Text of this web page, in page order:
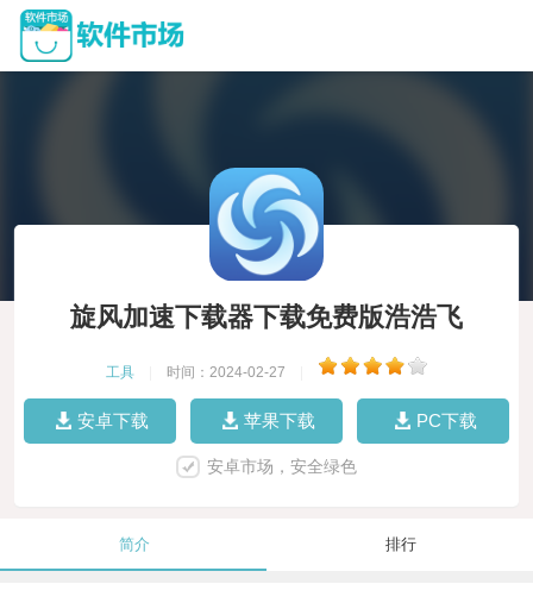
旋风加速下载器下载免费版浩浩飞
工具 时间：2024-02-27
安卓下载 苹果下载 PC下载
安卓市场，安全绿色
简介 排行